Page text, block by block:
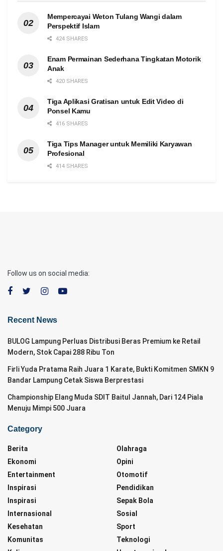
Mempercayai Weton Tulang Wangi dalam
Perspektif Islam
424 SHARES
Enam Permainan Sederhana Tingkatan Motorik
Anak
420 SHARES
Tiga Aplikasi Gratisan untuk Edit Video di
Ponsel Kamu
416 SHARES
Tiga Tips Manager untuk Memiliki Karyawan
Profesional
414 SHARES
Follow us on social media:
Recent News
BULOG Lampung Perluas Distribusi Beras Premium ke Retail
Modern, Stok Capai 288 Ribu Ton
Firli Yuda Pratama Raih Juara 1 Karate, Bukti Komitmen SMKN 9
Bandar Lampung Cetak Siswa Berprestasi
Championship Elang Muda SDIT Baitul Jannah, Dari 124 Piala
Menuju Mimpi 500 Juara
Category
Berita
Ekonomi
Entertainment
Inspirasi
Inspirasi
Internasional
Kesehatan
Komunitas
Olahraga
Opini
Otomotif
Pendidikan
Sepak Bola
Sosial
Sport
Teknologi